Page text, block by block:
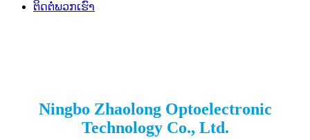
ຕິດຕໍ່ພວກເຮົາ
Ningbo Zhaolong Optoelectronic
Technology Co., Ltd.